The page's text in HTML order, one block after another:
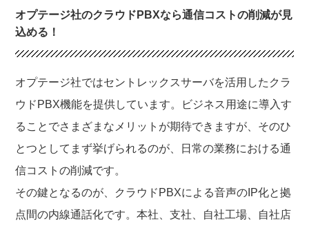
オプテージ社のクラウドPBXなら通信コストの削減が見
込める！
オプテージ社ではセントレックスサーバを活用したクラ
ウドPBX機能を提供しています。ビジネス用途に導入す
ることでさまざまなメリットが期待できますが、そのひ
とつとしてまず挙げられるのが、日常の業務における通
信コストの削減です。
その鍵となるのが、クラウドPBXによる音声のIP化と拠
点間の内線通話化です。本社、支社、自社工場、自社店